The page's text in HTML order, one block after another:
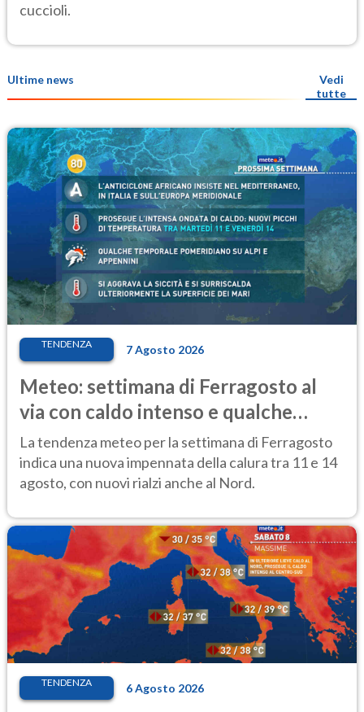
cuccioli.
Ultime news
Vedi
tutte
TENDENZA 7 Agosto 2026
Meteo: settimana di Ferragosto al
via con caldo intenso e qualche
temporale
La tendenza meteo per la settimana di Ferragosto
indica una nuova impennata della calura tra 11 e 14
agosto, con nuovi rialzi anche al Nord.
TENDENZA 6 Agosto 2026